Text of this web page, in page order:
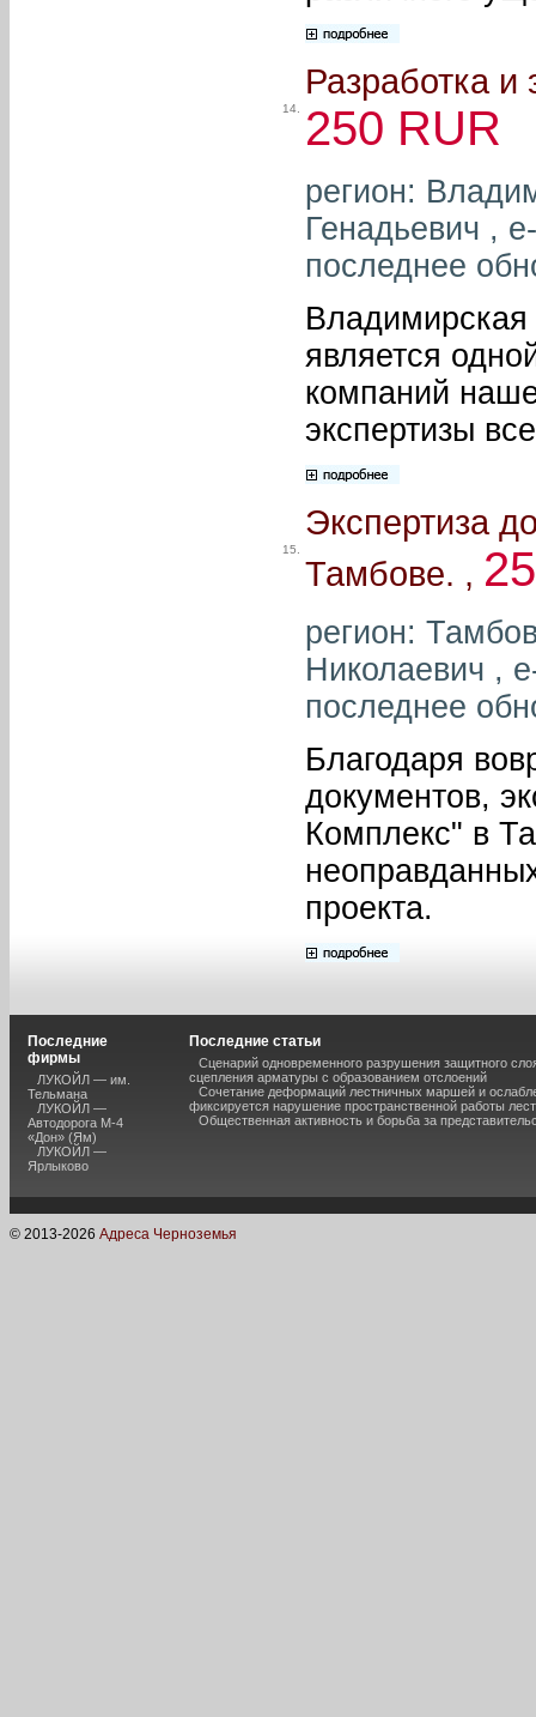
14.
Разработка и
250 RUR
регион:
Генадьевич ,
последнее
является
компаний
экспертизы
15.
Экспертиза
Тамбове. ,
регион:
Николаевич ,
последнее
Благодаря
документов,
Комплекс" в
проекта.
Последние
фирмы
ЛУКОЙЛ — им.
Тельмана
ЛУКОЙЛ —
Автодорога М-4
«Дон» (Ям)
ЛУКОЙЛ —
Ярлыково
Последние статьи
Сценарий одновременного разрушения защитного
сцепления арматуры с образованием отслоений
Сочетание деформаций лестничных маршей и
фиксируется нарушение пространственной работы
Общественная активность и борьба за
© 2013-2026 Адреса Черноземья